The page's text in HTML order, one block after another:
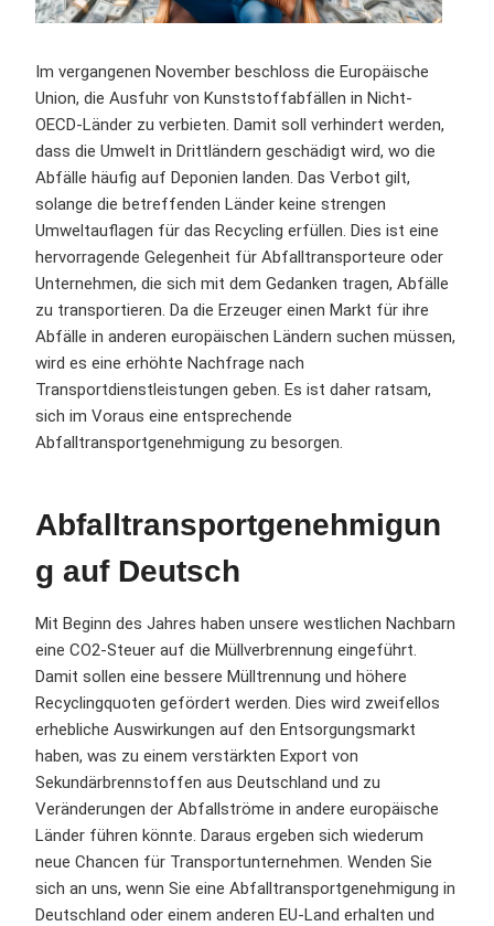
Im vergangenen November beschloss die Europäische
Union, die Ausfuhr von Kunststoffabfällen in Nicht-
OECD-Länder zu verbieten. Damit soll verhindert werden,
dass die Umwelt in Drittländern geschädigt wird, wo die
Abfälle häufig auf Deponien landen. Das Verbot gilt,
solange die betreffenden Länder keine strengen
Umweltauflagen für das Recycling erfüllen. Dies ist eine
hervorragende Gelegenheit für Abfalltransporteure oder
Unternehmen, die sich mit dem Gedanken tragen, Abfälle
zu transportieren. Da die Erzeuger einen Markt für ihre
Abfälle in anderen europäischen Ländern suchen müssen,
wird es eine erhöhte Nachfrage nach
Transportdienstleistungen geben. Es ist daher ratsam,
sich im Voraus eine entsprechende
Abfalltransportgenehmigung zu besorgen.
Abfalltransportgenehmigun
g auf Deutsch
Mit Beginn des Jahres haben unsere westlichen Nachbarn
eine CO2-Steuer auf die Müllverbrennung eingeführt.
Damit sollen eine bessere Mülltrennung und höhere
Recyclingquoten gefördert werden. Dies wird zweifellos
erhebliche Auswirkungen auf den Entsorgungsmarkt
haben, was zu einem verstärkten Export von
Sekundärbrennstoffen aus Deutschland und zu
Veränderungen der Abfallströme in andere europäische
Länder führen könnte. Daraus ergeben sich wiederum
neue Chancen für Transportunternehmen. Wenden Sie
sich an uns, wenn Sie eine Abfalltransportgenehmigung in
Deutschland oder einem anderen EU-Land erhalten und